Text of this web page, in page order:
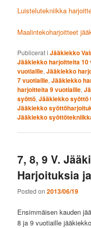
Luistelutekniikka
Maalintekoharjoitteet
Publicerat i Jääkiekko
Jääkiekko harjoitteita 10
vuotiaille,Jääkiekko
7 vuotiaille,Jääkiekko
harjoitteita 9 vuotiaille,
syöttö,Jääkiekko syöttö
Jääkiekko
Jääkiekko
7, 8, 9 V.
Harjoituksia
Posted on2013/06/19
Ensimmäisen kauden
8 ja 9 vuotiaille